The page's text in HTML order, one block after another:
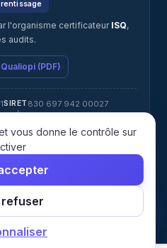
l'organisme certificateur ISQ,
audits.
(PDF)
SIRET 830 697 942 00027
réservés.
CGUCGVCookies
cookies
vous donne le contrôle sur
refuser